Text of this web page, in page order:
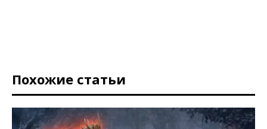
Похожие статьи